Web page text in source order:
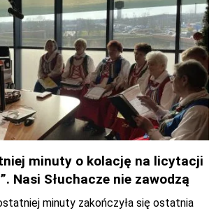
minuty o kolację na licytacji
Nasi Słuchacze nie zawodzą
minuty zakończyła się ostatnia